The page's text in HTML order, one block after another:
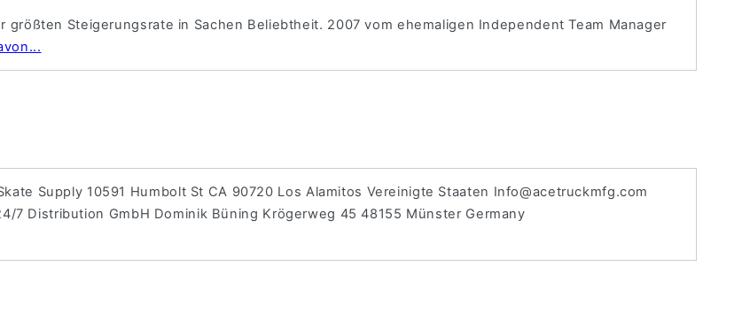
größten Steigerungsrate in Sachen Beliebtheit. 2007 vom ehemaligen Independent Team Manager
Supply 10591 Humbolt St CA 90720 Los Alamitos Vereinigte Staaten Info@acetruckmfg.com
7 Distribution GmbH Dominik Büning Krögerweg 45 48155 Münster Germany